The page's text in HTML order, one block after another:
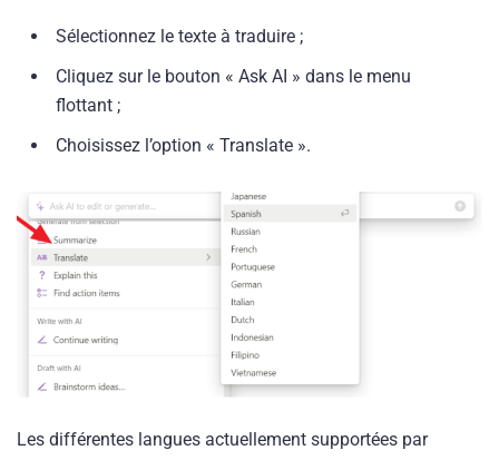
Sélectionnez le texte à traduire ;
Cliquez sur le bouton « Ask AI » dans le menu
flottant ;
Choisissez l’option « Translate ».
Les différentes langues actuellement supportées par